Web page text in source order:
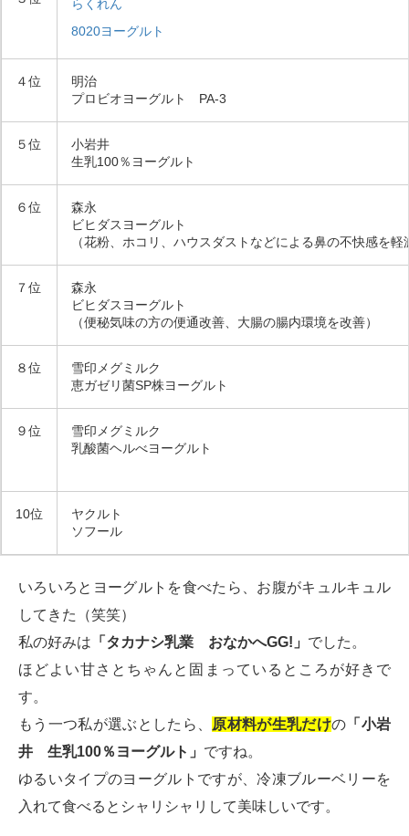
らくれん
8020ヨーグルト
４位
明治
プロビオヨーグルト PA-3
５位
小岩井
生乳100％ヨーグルト
６位
森永
ビヒダスヨーグルト
（花粉、ホコリ、ハウスダストなどによる鼻の不快感を軽
７位
森永
ビヒダスヨーグルト
（便秘気味の方の便通改善、大腸の腸内環境を改善）
８位
雪印メグミルク
恵ガゼリ菌SP株ヨーグルト
９位
雪印メグミルク
乳酸菌ヘルべヨーグルト
10位
ヤクルト
ソフール
いろいろとヨーグルトを食べたら、お腹がキュルキュル
してきた（笑笑）
私の好みは 「タカナシ乳業 おなかへGG!」 でした。
ほどよい甘さとちゃんと固まっているところが好きで
す。
もう一つ私が選ぶとしたら、 原材料が生乳だけの 「小岩
井 生乳100％ヨーグルト」 ですね。
ゆるいタイプのヨーグルトですが、冷凍ブルーベリーを
入れて食べるとシャリシャリして美味しいです。